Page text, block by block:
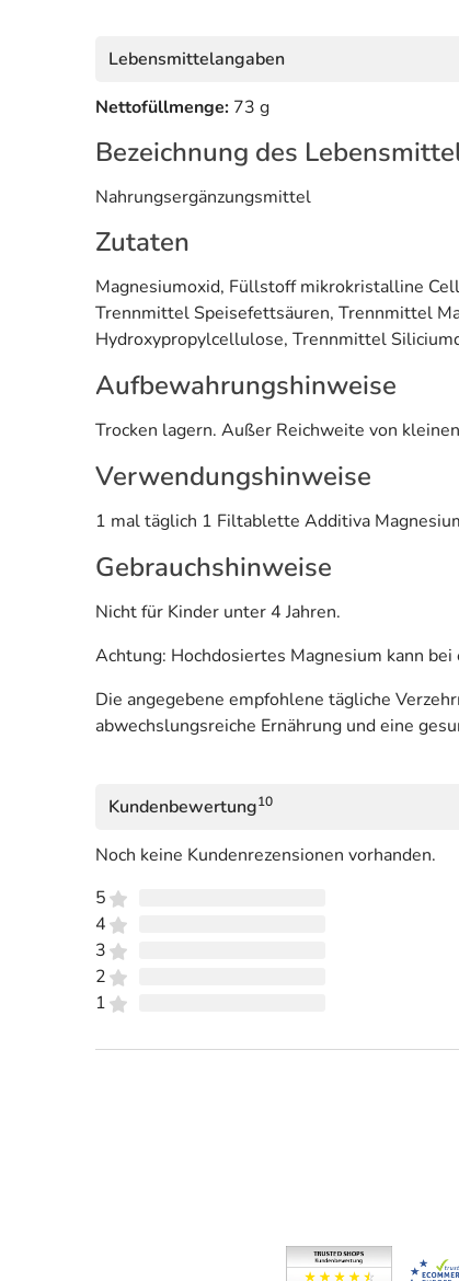
Lebensmittelangaben
Nettofüllmenge: 73 g
Bezeichnung des
Nahrungsergänzungsmittel
Zutaten
Magnesiumoxid, Füllstoff mikrokristalline
Trennmittel Speisefettsäuren, Trennmittel
Hydroxypropylcellulose, Trennmittel
Aufbewahrungshinweise
Trocken lagern. Außer Reichweite von
Verwendungshinweise
1 mal täglich 1 Filtablette Additiva
Gebrauchshinweise
Nicht für Kinder unter 4 Jahren.
Achtung: Hochdosiertes Magnesium kann
Die angegebene empfohlene tägliche
abwechslungsreiche Ernährung und eine
Kundenbewertung10
Noch keine Kundenrezensionen vorhanden.
5
4
3
2
1